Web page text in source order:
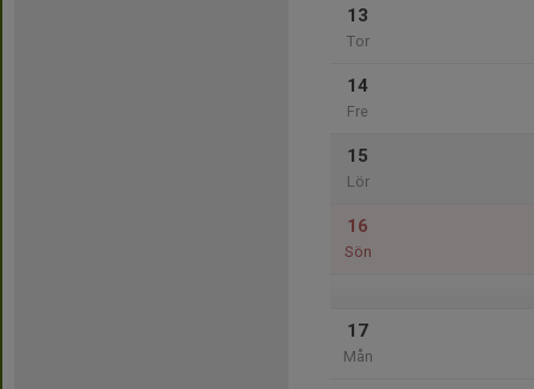
13
Tor
14
Fre
15
Lör
16
Sön
17
Mån